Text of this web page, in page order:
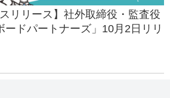
リリース】社外取締役・監査役
ードパートナーズ」10月2日リリ